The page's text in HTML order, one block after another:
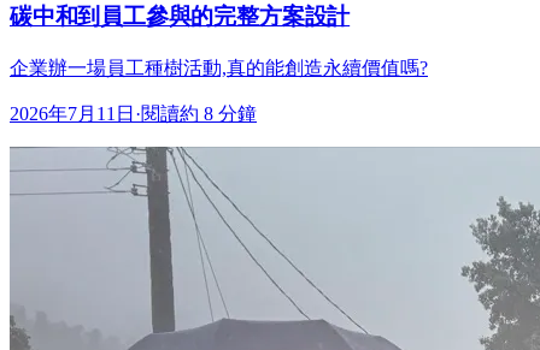
碳中和到員工參與的完整方案設計
企業辦一場員工種樹活動,真的能創造永續價值嗎?
2026年7月11日 ·閱讀約 8 分鐘